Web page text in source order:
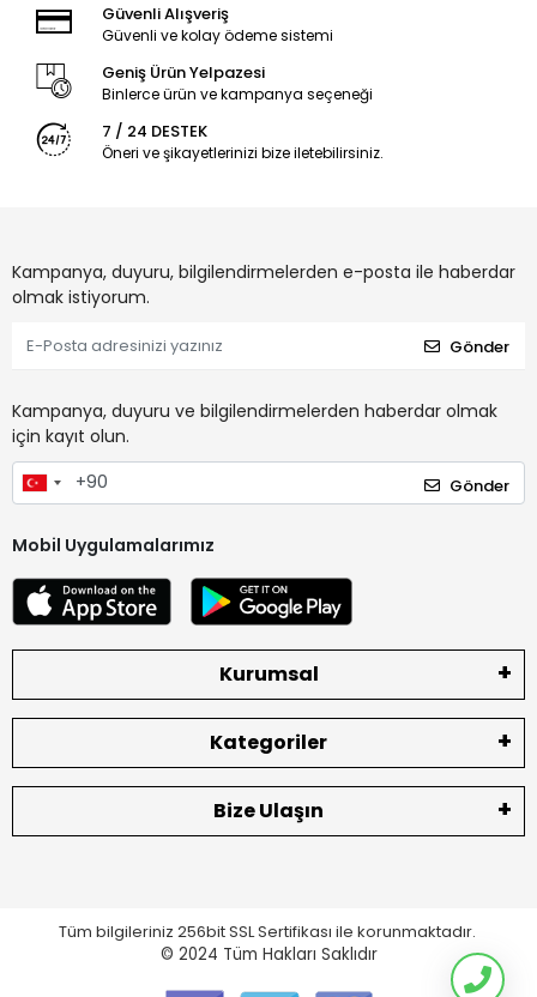
Güvenli Alışveriş
Güvenli ve kolay ödeme sistemi
Geniş Ürün Yelpazesi
Binlerce ürün ve kampanya seçeneği
7 / 24 DESTEK
Öneri ve şikayetlerinizi bize iletebilirsiniz.
Kampanya, duyuru, bilgilendirmelerden e-posta ile haberdar
olmak istiyorum.
Gönder
Kampanya, duyuru ve bilgilendirmelerden haberdar olmak
için kayıt olun.
Gönder
Mobil Uygulamalarımız
Kurumsal
Kategoriler
Bize Ulaşın
Tüm bilgileriniz 256bit SSL Sertifikası ile korunmaktadır.
© 2024 Tüm Hakları Saklıdır